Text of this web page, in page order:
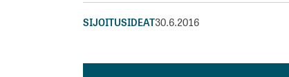
SIJOITUSIDEAT30.6.2016